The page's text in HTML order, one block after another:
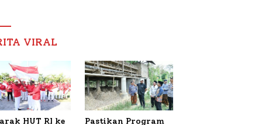
Nabil
VIRAL
HUT RI ke
Pastikan Program